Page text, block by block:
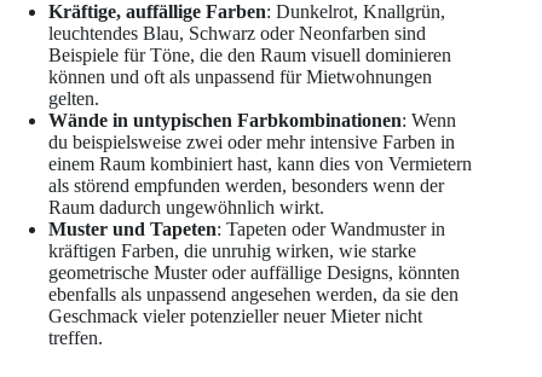
Kräftige, auffällige Farben: Dunkelrot, Knallgrün,
leuchtendes Blau, Schwarz oder Neonfarben sind
Beispiele für Töne, die den Raum visuell dominieren
können und oft als unpassend für Mietwohnungen
gelten.
Wände in untypischen Farbkombinationen: Wenn
du beispielsweise zwei oder mehr intensive Farben in
einem Raum kombiniert hast, kann dies von Vermietern
als störend empfunden werden, besonders wenn der
Raum dadurch ungewöhnlich wirkt.
Muster und Tapeten: Tapeten oder Wandmuster in
kräftigen Farben, die unruhig wirken, wie starke
geometrische Muster oder auffällige Designs, könnten
ebenfalls als unpassend angesehen werden, da sie den
Geschmack vieler potenzieller neuer Mieter nicht
treffen.